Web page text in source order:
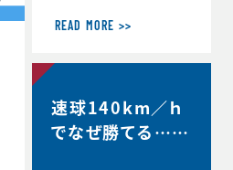
トしています。第6期
3名、3年生2名、4年
tps://www.jaaf.o
r.jp/news/articl
e/22881/）が受講生
READ MORE >>
速球140km／ｈ
でなぜ勝てる…？